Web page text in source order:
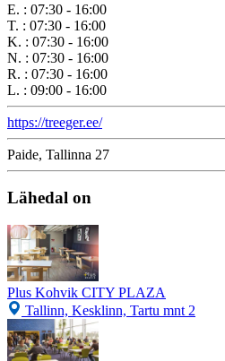
E. : 07:30 - 16:00
T. : 07:30 - 16:00
K. : 07:30 - 16:00
N. : 07:30 - 16:00
R. : 07:30 - 16:00
L. : 09:00 - 16:00
https://treeger.ee/
Paide, Tallinna 27
Lähedal on
Plus Kohvik CITY PLAZA
Tallinn, Kesklinn, Tartu mnt 2